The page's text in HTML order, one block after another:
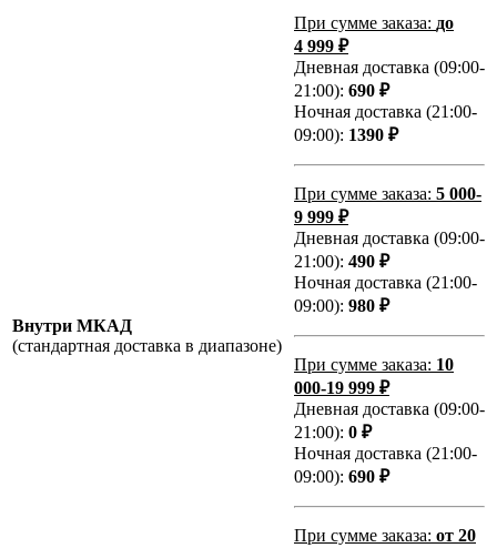
Внутри МКАД
(стандартная доставка в диапазоне)
При сумме заказа: до
4 999 ₽
Дневная доставка (09:00-
21:00): 690 ₽
Ночная доставка (21:00-
09:00): 1390 ₽
При сумме заказа: 5 000-
9 999 ₽
Дневная доставка (09:00-
21:00): 490 ₽
Ночная доставка (21:00-
09:00): 980 ₽
При сумме заказа: 10
000-19 999 ₽
Дневная доставка (09:00-
21:00): 0 ₽
Ночная доставка (21:00-
09:00): 690 ₽
При сумме заказа: от 20